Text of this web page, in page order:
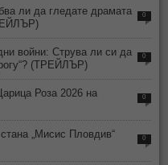
ли да гледате драмата
0
войни: Струва ли си да
(ТРЕЙЛЪР)
0
Роза 2026 на
0
„Мисис Пловдив“
0